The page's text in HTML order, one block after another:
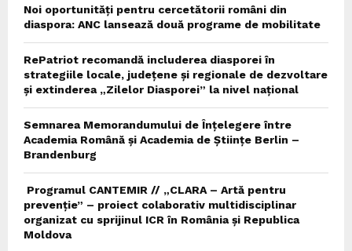
Noi oportunități pentru cercetătorii români din
diaspora: ANC lansează două programe de mobilitate
RePatriot recomandă includerea diasporei în
strategiile locale, județene și regionale de dezvoltare
și extinderea „Zilelor Diasporei” la nivel național
Semnarea Memorandumului de Înțelegere între
Academia Română și Academia de Științe Berlin –
Brandenburg
Programul CANTEMIR // „CLARA – Artă pentru
prevenție” – proiect colaborativ multidisciplinar
organizat cu sprijinul ICR în România și Republica
Moldova